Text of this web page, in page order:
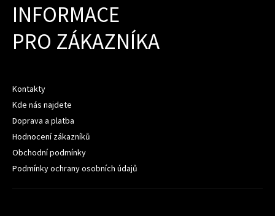
INFORMACE
PRO ZÁKAZNÍKA
Kontakty
Kde nás najdete
Doprava a platba
Hodnocení zákazníků
Obchodní podmínky
Podmínky ochrany osobních údajů